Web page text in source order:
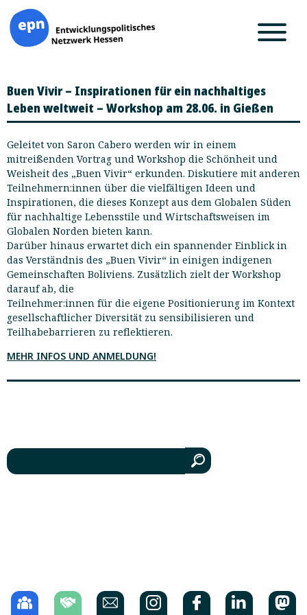
Inhalt
springen
Buen Vivir – Inspirationen für ein nachhaltiges
Leben weltweit – Workshop am 28.06. in Gießen
Geleitet von Saron Cabero werden wir in einem
mitreißenden Vortrag und Workshop die Schönheit und
Weisheit des „Buen Vivir“ erkunden. Diskutiere mit anderen
Teilnehmern:innen über die vielfältigen Ideen und
Inspirationen, die dieses Konzept aus dem Globalen Süden
für nachhaltige Lebensstile und Wirtschaftsweisen im
Globalen Norden bieten kann.
Darüber hinaus erwartet dich ein spannender Einblick in
das Verständnis des „Buen Vivir“ in einigen indigenen
Gemeinschaften Boliviens. Zusätzlich zielt der Workshop
darauf ab, die
Teilnehmer:innen für die eigene Positionierung im Kontext
gesellschaftlicher Diversität zu sensibilisieren und
Teilhabebarrieren zu reflektieren.
MEHR INFOS UND ANMELDUNG!